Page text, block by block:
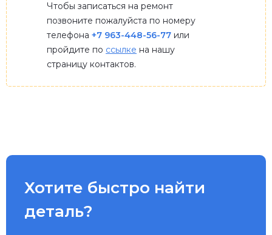
Чтобы записаться на ремонт
позвоните пожалуйста по номеру
телефона +7 963-448-56-77 или
пройдите по ссылке на нашу
страницу контактов.
Хотите быстро найти
деталь?